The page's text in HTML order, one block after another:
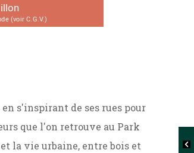
(voir C.G.V.)
s'inspirant de ses rues pour
que l'on retrouve au Park
la vie urbaine, entre bois et